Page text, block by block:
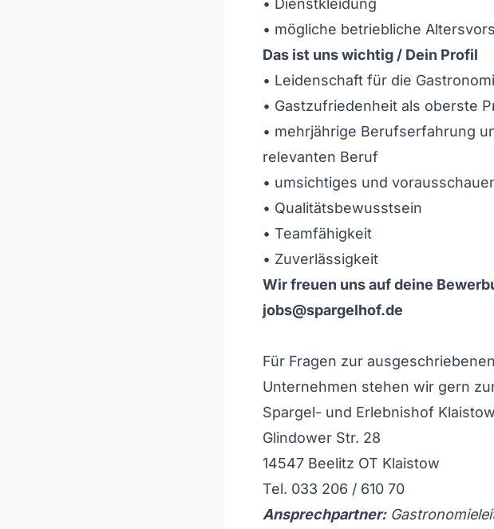
• Dienstkleidung
• mögliche betriebliche
Das ist uns wichtig / Dein Profil
• Leidenschaft für die
• Gastzufriedenheit als oberste
• mehrjährige Berufserfahrung
relevanten Beruf
• umsichtiges und
• Qualitätsbewusstsein
• Teamfähigkeit
• Zuverlässigkeit
Wir freuen uns auf deine
jobs@spargelhof.de
Für Fragen zur
Unternehmen stehen wir gern
Spargel- und Erlebnishof Klaistow
Glindower Str. 28
14547 Beelitz OT Klaistow
Tel. 033 206 / 610 70
Ansprechpartner: